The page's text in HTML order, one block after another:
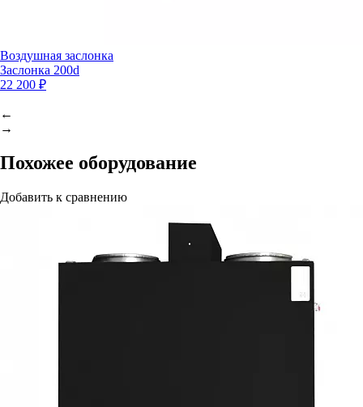
Воздушная заслонка
Заслонка 200d
22 200 ₽
←
→
Похожее оборудование
Добавить к сравнению